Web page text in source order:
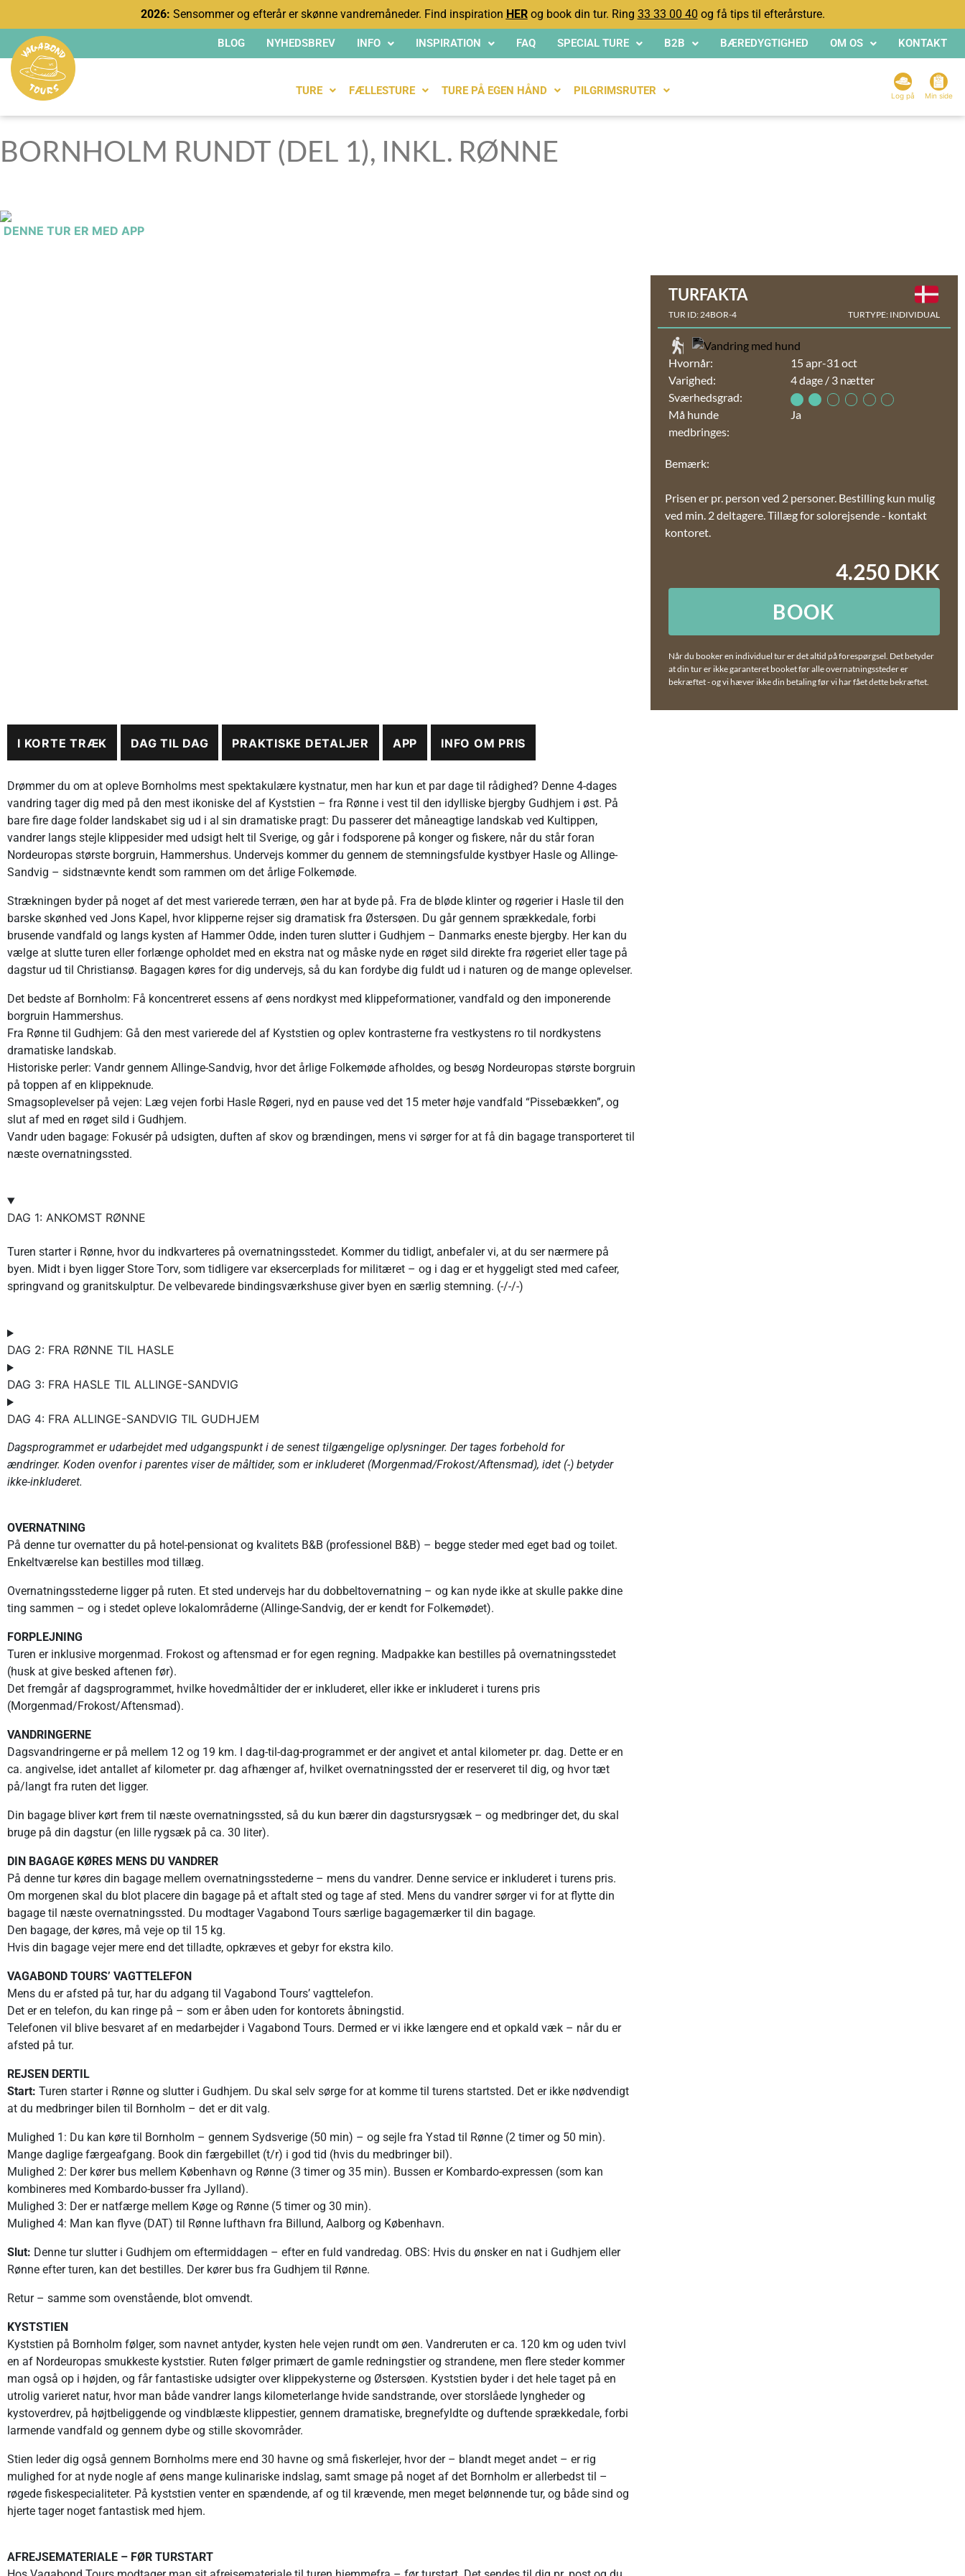
2026: Sensommer og efterår er skønne vandremåneder. Find inspiration HERog book din tur. Ring 33 33 00 40 og få tips til efterårsture.
BLOG NYHEDSBREV INFO INSPIRATION FAQ SPECIAL TURE B2B BÆREDYGTIGHED OM OS KONTAKT
TURE FÆLLESTURE TURE PÅ EGEN HÅND PILGRIMSRUTER Log på Min side
BORNHOLM RUNDT (DEL 1), INKL. RØNNE
DENNE TUR ER MED APP
TURFAKTA
TUR ID: 24BOR-4 TURTYPE: INDIVIDUAL
Hvornår:
15 apr-31 oct
Varighed:
4 dage / 3 nætter
Sværhedsgrad:
Må hunde
medbringes:
Ja
Bemærk:
Prisen er pr. person ved 2 personer. Bestilling kun mulig
ved min. 2 deltagere. Tillæg for solorejsende - kontakt
kontoret.
4.250 DKK
BOOK
Når du booker en individuel tur er det altid på forespørgsel. Det betyder
at din tur er ikke garanteret booket før alle overnatningssteder er
bekræftet - og vi hæver ikke din betaling før vi har fået dette bekræftet.
I KORTE TRÆK DAG TIL DAG PRAKTISKE DETALJER APP INFO OM PRIS
Drømmer du om at opleve Bornholms mest spektakulære kystnatur, men har kun et par dage til rådighed? Denne 4-dages
vandring tager dig med på den mest ikoniske del af Kyststien – fra Rønne i vest til den idylliske bjergby Gudhjem i øst. På
bare fire dage folder landskabet sig ud i al sin dramatiske pragt: Du passerer det måneagtige landskab ved Kultippen,
vandrer langs stejle klippesider med udsigt helt til Sverige, og går i fodsporene på konger og fiskere, når du står foran
Nordeuropas største borgruin, Hammershus. Undervejs kommer du gennem de stemningsfulde kystbyer Hasle og Allinge-
Sandvig – sidstnævnte kendt som rammen om det årlige Folkemøde.
Strækningen byder på noget af det mest varierede terræn, øen har at byde på. Fra de bløde klinter og røgerier i Hasle til den
barske skønhed ved Jons Kapel, hvor klipperne rejser sig dramatisk fra Østersøen. Du går gennem sprækkedale, forbi
brusende vandfald og langs kysten af Hammer Odde, inden turen slutter i Gudhjem – Danmarks eneste bjergby. Her kan du
vælge at slutte turen eller forlænge opholdet med en ekstra nat og måske nyde en røget sild direkte fra røgeriet eller tage på
dagstur ud til Christiansø. Bagagen køres for dig undervejs, så du kan fordybe dig fuldt ud i naturen og de mange oplevelser.
Det bedste af Bornholm: Få koncentreret essens af øens nordkyst med klippeformationer, vandfald og den imponerende
borgruin Hammershus.
Fra Rønne til Gudhjem: Gå den mest varierede del af Kyststien og oplev kontrasterne fra vestkystens ro til nordkystens
dramatiske landskab.
Historiske perler: Vandr gennem Allinge-Sandvig, hvor det årlige Folkemøde afholdes, og besøg Nordeuropas største borgruin
på toppen af en klippeknude.
Smagsoplevelser på vejen: Læg vejen forbi Hasle Røgeri, nyd en pause ved det 15 meter høje vandfald “Pissebækken”, og
slut af med en røget sild i Gudhjem.
Vandr uden bagage: Fokusér på udsigten, duften af skov og brændingen, mens vi sørger for at få din bagage transporteret til
næste overnatningssted.
DAG 1: ANKOMST RØNNE
Turen starter i Rønne, hvor du indkvarteres på overnatningsstedet. Kommer du tidligt, anbefaler vi, at du ser nærmere på
byen. Midt i byen ligger Store Torv, som tidligere var eksercerplads for militæret – og i dag er et hyggeligt sted med cafeer,
springvand og granitskulptur. De velbevarede bindingsværkshuse giver byen en særlig stemning. (-/-/-)
DAG 2: FRA RØNNE TIL HASLE
DAG 3: FRA HASLE TIL ALLINGE-SANDVIG
DAG 4: FRA ALLINGE-SANDVIG TIL GUDHJEM
Dagsprogrammet er udarbejdet med udgangspunkt i de senest tilgængelige oplysninger. Der tages forbehold for
ændringer. Koden ovenfor i parentes viser de måltider, som er inkluderet (Morgenmad/Frokost/Aftensmad), idet (-) betyder
ikke-inkluderet.
OVERNATNING
På denne tur overnatter du på hotel-pensionat og kvalitets B&B (professionel B&B) – begge steder med eget bad og toilet.
Enkeltværelse kan bestilles mod tillæg.
Overnatningsstederne ligger på ruten. Et sted undervejs har du dobbeltovernatning – og kan nyde ikke at skulle pakke dine
ting sammen – og i stedet opleve lokalområderne (Allinge-Sandvig, der er kendt for Folkemødet).
FORPLEJNING
Turen er inklusive morgenmad. Frokost og aftensmad er for egen regning. Madpakke kan bestilles på overnatningsstedet
(husk at give besked aftenen før).
Det fremgår af dagsprogrammet, hvilke hovedmåltider der er inkluderet, eller ikke er inkluderet i turens pris
(Morgenmad/Frokost/Aftensmad).
VANDRINGERNE
Dagsvandringerne er på mellem 12 og 19 km. I dag-til-dag-programmet er der angivet et antal kilometer pr. dag. Dette er en
ca. angivelse, idet antallet af kilometer pr. dag afhænger af, hvilket overnatningssted der er reserveret til dig, og hvor tæt
på/langt fra ruten det ligger.
Din bagage bliver kørt frem til næste overnatningssted, så du kun bærer din dagstursrygsæk – og medbringer det, du skal
bruge på din dagstur (en lille rygsæk på ca. 30 liter).
DIN BAGAGE KØRES MENS DU VANDRER
På denne tur køres din bagage mellem overnatningsstederne – mens du vandrer. Denne service er inkluderet i turens pris.
Om morgenen skal du blot placere din bagage på et aftalt sted og tage af sted. Mens du vandrer sørger vi for at flytte din
bagage til næste overnatningssted. Du modtager Vagabond Tours særlige bagagemærker til din bagage.
Den bagage, der køres, må veje op til 15 kg.
Hvis din bagage vejer mere end det tilladte, opkræves et gebyr for ekstra kilo.
VAGABOND TOURS’ VAGTTELEFON
Mens du er afsted på tur, har du adgang til Vagabond Tours’ vagttelefon.
Det er en telefon, du kan ringe på – som er åben uden for kontorets åbningstid.
Telefonen vil blive besvaret af en medarbejder i Vagabond Tours. Dermed er vi ikke længere end et opkald væk – når du er
afsted på tur.
REJSEN DERTIL
Start: Turen starter i Rønne og slutter i Gudhjem. Du skal selv sørge for at komme til turens startsted. Det er ikke nødvendigt
at du medbringer bilen til Bornholm – det er dit valg.
Mulighed 1: Du kan køre til Bornholm – gennem Sydsverige (50 min) – og sejle fra Ystad til Rønne (2 timer og 50 min).
Mange daglige færgeafgang. Book din færgebillet (t/r) i god tid (hvis du medbringer bil).
Mulighed 2: Der kører bus mellem København og Rønne (3 timer og 35 min). Bussen er Kombardo-expressen (som kan
kombineres med Kombardo-busser fra Jylland).
Mulighed 3: Der er natfærge mellem Køge og Rønne (5 timer og 30 min).
Mulighed 4: Man kan flyve (DAT) til Rønne lufthavn fra Billund, Aalborg og København.
Slut: Denne tur slutter i Gudhjem om eftermiddagen – efter en fuld vandredag. OBS: Hvis du ønsker en nat i Gudhjem eller
Rønne efter turen, kan det bestilles. Der kører bus fra Gudhjem til Rønne.
Retur – samme som ovenstående, blot omvendt.
KYSTSTIEN
Kyststien på Bornholm følger, som navnet antyder, kysten hele vejen rundt om øen. Vandreruten er ca. 120 km og uden tvivl
en af Nordeuropas smukkeste kyststier. Ruten følger primært de gamle redningstier og strandene, men flere steder kommer
man også op i højden, og får fantastiske udsigter over klippekysterne og Østersøen. Kyststien byder i det hele taget på en
utrolig varieret natur, hvor man både vandrer langs kilometerlange hvide sandstrande, over storslåede lyngheder og
kystoverdrev, på højtbeliggende og vindblæste klippestier, gennem dramatiske, bregnefyldte og duftende sprækkedale, forbi
larmende vandfald og gennem dybe og stille skovområder.
Stien leder dig også gennem Bornholms mere end 30 havne og små fiskerlejer, hvor der – blandt meget andet – er rig
mulighed for at nyde nogle af øens mange kulinariske indslag, samt smage på noget af det Bornholm er allerbedst til –
røgede fiskespecialiteter. På kyststien venter en spændende, af og til krævende, men meget belønnende tur, og både sind og
hjerte tager noget fantastisk med hjem.
AFREJSEMATERIALE – FØR TURSTART